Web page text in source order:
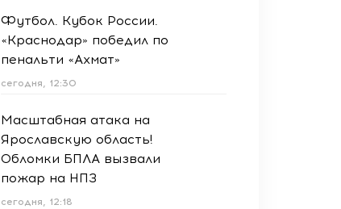
Футбол. Кубок России.
«Краснодар» победил по
пенальти «Ахмат»
сегодня, 12:30
Масштабная атака на
Ярославскую область!
Обломки БПЛА вызвали
пожар на НПЗ
сегодня, 12:18